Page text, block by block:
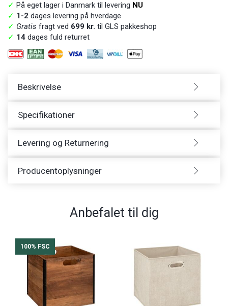
✓ På eget lager i Danmark til levering NU
✓ 1-2 dages levering på hverdage
✓ Gratis fragt ved 699 kr. til GLS pakkeshop
✓ 14 dages fuld returret
Beskrivelse
Specifikationer
Levering og Returnering
Producentoplysninger
Anbefalet til dig
100% FSC